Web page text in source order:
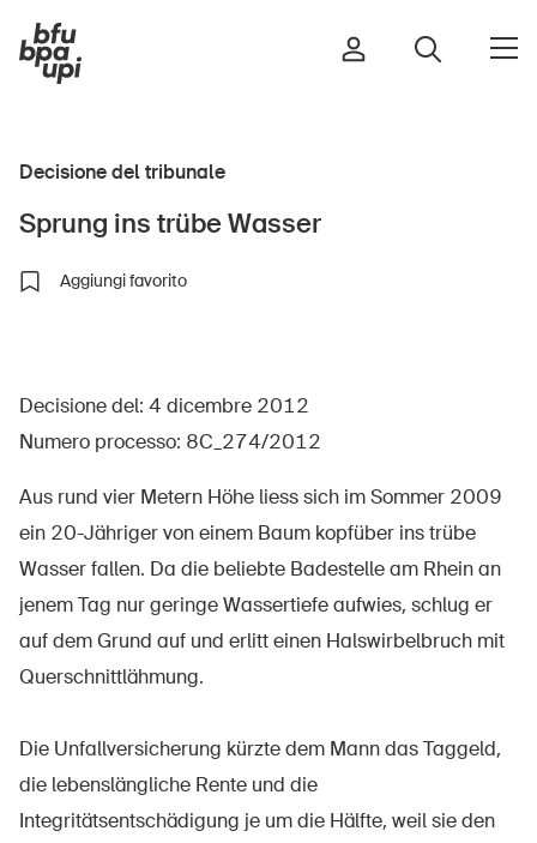
Sport e attività fisica
Casa e giardino
Scuola
Imprese
UPI – chi siamo
Media
Sinus Plus
Campagne
Decisione del tribunale
Sprung ins trübe Wasser
Aggiungi favorito
Decisione del: 4 dicembre 2012
Numero processo: 8C_274/2012
Aus rund vier Metern Höhe liess sich im Sommer 2009
ein 20-Jähriger von einem Baum kopfüber ins trübe
Wasser fallen. Da die beliebte Badestelle am Rhein an
jenem Tag nur geringe Wassertiefe aufwies, schlug er
auf dem Grund auf und erlitt einen Halswirbelbruch mit
Querschnittlähmung.
Die Unfallversicherung kürzte dem Mann das Taggeld,
die lebenslängliche Rente und die
Integritätsentschädigung je um die Hälfte, weil sie den